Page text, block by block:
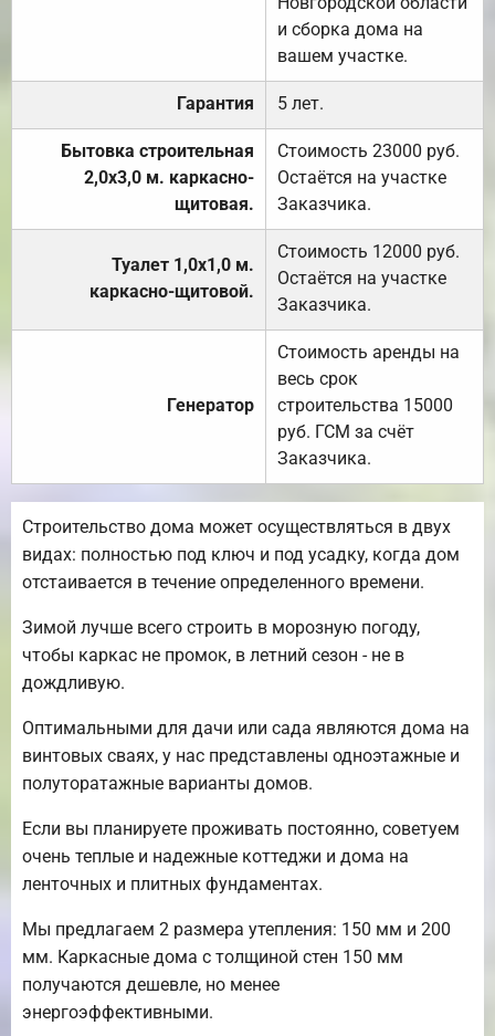
и сборка дома на
вашем участке.
Гарантия 5 лет.
Бытовка строительная
2,0х3,0 м. каркасно-
щитовая.
Стоимость 23000 руб.
Остаётся на участке
Заказчика.
Туалет 1,0х1,0 м.
каркасно-щитовой.
Стоимость 12000 руб.
Остаётся на участке
Заказчика.
Генератор
Стоимость аренды на
весь срок
строительства 15000
руб. ГСМ за счёт
Заказчика.
Строительство дома может осуществляться в двух
видах: полностью под ключ и под усадку, когда дом
отстаивается в течение определенного времени.
Зимой лучше всего строить в морозную погоду,
чтобы каркас не промок, в летний сезон - не в
дождливую.
Оптимальными для дачи или сада являются дома на
винтовых сваях, у нас представлены одноэтажные и
полуторатажные варианты домов.
Если вы планируете проживать постоянно, советуем
очень теплые и надежные коттеджи и дома на
ленточных и плитных фундаментах.
Мы предлагаем 2 размера утепления: 150 мм и 200
мм. Каркасные дома с толщиной стен 150 мм
получаются дешевле, но менее
энергоэффективными.